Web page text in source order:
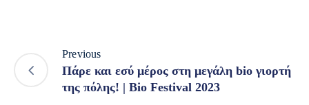
Previous
Πάρε και εσύ μέρος στη μεγάλη bio γιορτή
της πόλης! | Bio Festival 2023